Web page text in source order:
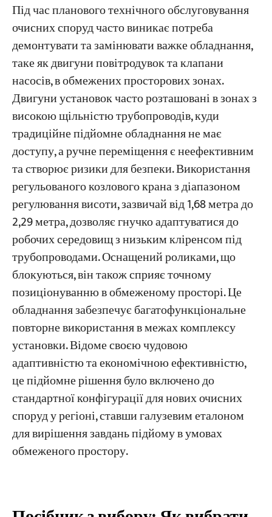
Під час планового технічного обслуговування
очисних споруд часто виникає потреба
демонтувати та замінювати важке обладнання,
таке як двигуни повітродувок та клапани
насосів, в обмежених просторових зонах.
Двигуни установок часто розташовані в зонах з
високою щільністю трубопроводів, куди
традиційне підйомне обладнання не має
доступу, а ручне переміщення є неефективним
та створює ризики для безпеки. Використання
регульованого козлового крана з діапазоном
регулювання висоти, зазвичай від 1,68 метра до
2,29 метра, дозволяє гнучко адаптуватися до
робочих середовищ з низьким кліренсом під
трубопроводами. Оснащений роликами, що
блокуються, він також сприяє точному
позиціонуванню в обмеженому просторі. Це
обладнання забезпечує багатофункціональне
повторне використання в межах комплексу
установки. Відоме своєю чудовою
адаптивністю та економічною ефективністю,
це підйомне рішення було включено до
стандартної конфігурації для нових очисних
споруд у регіоні, ставши галузевим еталоном
для вирішення завдань підйому в умовах
обмеженого простору.